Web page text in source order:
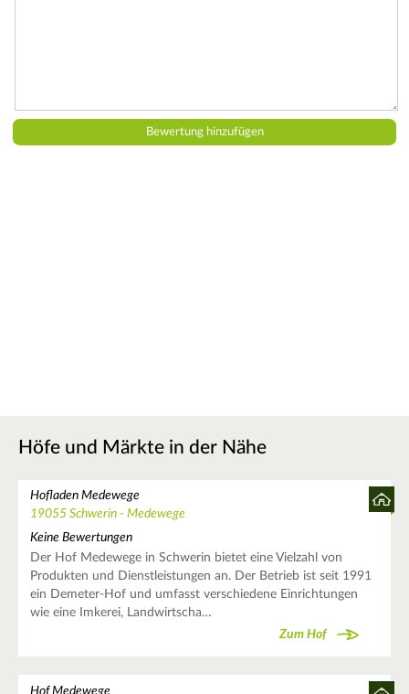
Höfe und Märkte in der Nähe
Hofladen Medewege
19055 Schwerin - Medewege
Keine Bewertungen
Der Hof Medewege in Schwerin bietet eine Vielzahl von
Produkten und Dienstleistungen an. Der Betrieb ist seit 1991
ein Demeter-Hof und umfasst verschiedene Einrichtungen
wie eine Imkerei, Landwirtscha…
Zum Hof
Hof Medewege